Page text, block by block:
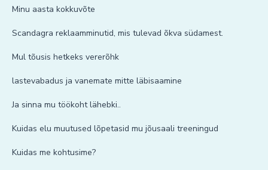
Minu aasta kokkuvõte
Scandagra reklaamminutid, mis tulevad õkva südamest.
Mul tõusis hetkeks vererõhk
lastevabadus ja vanemate mitte läbisaamine
Ja sinna mu töökoht lähebki..
Kuidas elu muutused lõpetasid mu jõusaali treeningud
Kuidas me kohtusime?